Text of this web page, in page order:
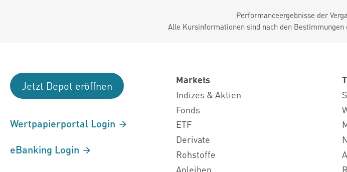
Performanceergebnisse der
Alle Kursinformationen sind nach den
Jetzt Depot eröffnen
Wertpapierportal Login
eBanking Login
Markets
Indizes & Aktien
Fonds
ETF
Derivate
Rohstoffe
Anleihen